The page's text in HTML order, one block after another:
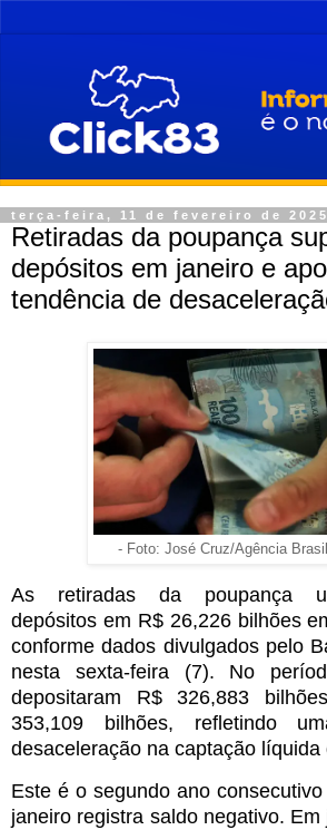
terça-feira, 11 de fevereiro de 2025
Retiradas da poupança
depósitos em janeiro e
tendência de
- Foto: José Cruz/Agência
As retiradas da poupança
depósitos em R$ 26,226 bilhões
conforme dados divulgados pelo
nesta sexta-feira (7). No
depositaram R$ 326,883
353,109 bilhões, refletindo
desaceleração na captação líquida
Este é o segundo ano
janeiro registra saldo negativo.